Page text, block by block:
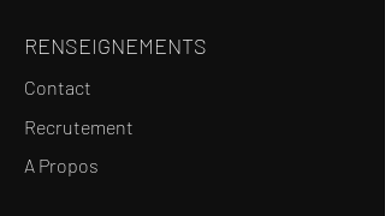
RENSEIGNEMENTS
Contact
Recrutement
A Propos